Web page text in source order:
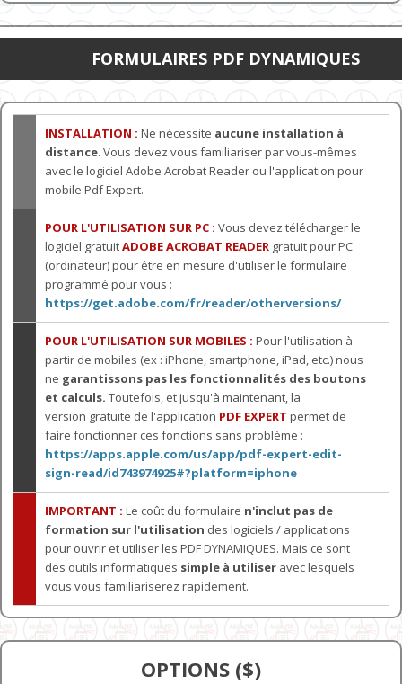
FORMULAIRES PDF DYNAMIQUES
INSTALLATION : Ne nécessite aucune installation à
distance. Vous devez vous familiariser par vous-mêmes
avec le logiciel Adobe Acrobat Reader ou l'application pour
mobile Pdf Expert.
POUR L'UTILISATION SUR PC : Vous devez télécharger le
logiciel gratuitADOBE ACROBAT READER gratuit pour PC
(ordinateur) pour être en mesure d'utiliser le formulaire
programmé pour vous :
https://get.adobe.com/fr/reader/otherversions/
POUR L'UTILISATION SUR MOBILES : Pour l'utilisation à
partir de mobiles (ex : iPhone, smartphone, iPad, etc.) nous
ne garantissons pas les fonctionnalités des boutons
et calculs. Toutefois, et jusqu'à maintenant, la
version gratuite de l'application PDF EXPERT permet de
faire fonctionner ces fonctions sans problème :
https://apps.apple.com/us/app/pdf-expert-edit-
sign-read/id743974925#?platform=iphone
IMPORTANT : Le coût du formulaire n'inclut pas de
formation sur l'utilisation des logiciels / applications
pour ouvrir et utiliser les PDF DYNAMIQUES. Mais ce sont
des outils informatiques simple à utiliser avec lesquels
vous vous familiariserez rapidement.
OPTIONS ($)